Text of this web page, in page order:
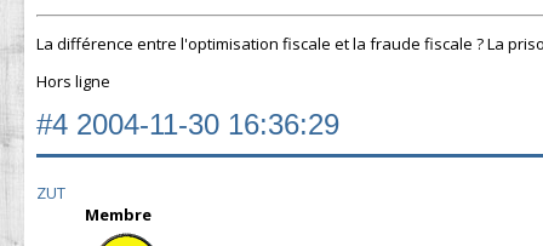
La différence entre l'optimisation fiscale et la fraude fiscale ? La
Hors ligne
#4 2004-11-30 16:36:29
ZUT
Membre